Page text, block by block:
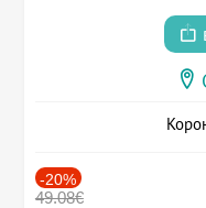
-20%
49.08€